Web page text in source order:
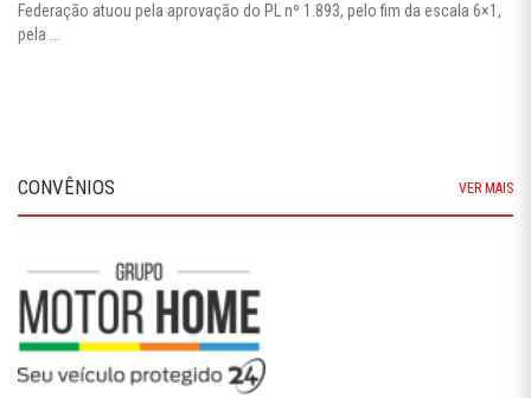
Federação atuou pela aprovação do PL nº 1.893, pelo fim da escala 6×1,
pela ...
CONVÊNIOS VER MAIS